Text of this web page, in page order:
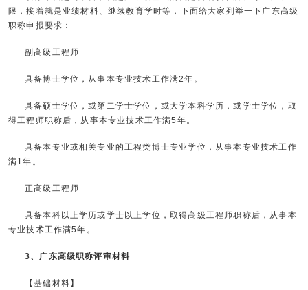
限，接着就是业绩材料、继续教育学时等，下面给大家列举一下广东高级
职称申报要求：
副高级工程师
具备博士学位，从事本专业技术工作满2年。
具备硕士学位，或第二学士学位，或大学本科学历，或学士学位，取
得工程师职称后，从事本专业技术工作满5年。
具备本专业或相关专业的工程类博士专业学位，从事本专业技术工作
满1年。
正高级工程师
具备本科以上学历或学士以上学位，取得高级工程师职称后，从事本
专业技术工作满5年。
3、广东高级职称评审材料
【基础材料】